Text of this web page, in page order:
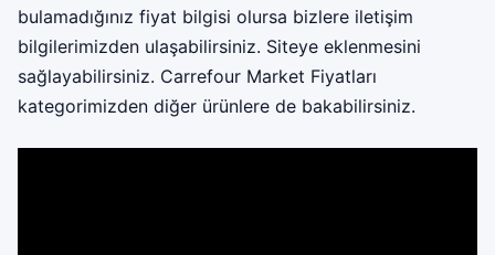
bulamadığınız fiyat bilgisi olursa bizlere iletişim
bilgilerimizden ulaşabilirsiniz. Siteye eklenmesini
sağlayabilirsiniz. Carrefour Market Fiyatları
kategorimizden diğer ürünlere de bakabilirsiniz.